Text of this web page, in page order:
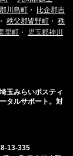
川島町 ・ 比企郡吉
・秩父郡皆野町 ・秩
里町 ・
児玉郡神川
玉みらいポスティ
タルサポート。対
13-335